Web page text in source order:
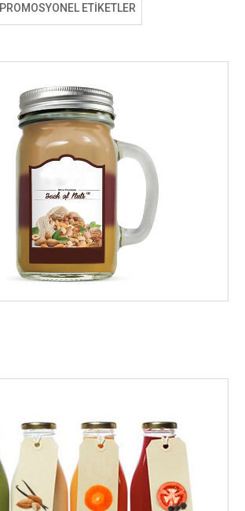
PROMOSYONEL ETİKETLER